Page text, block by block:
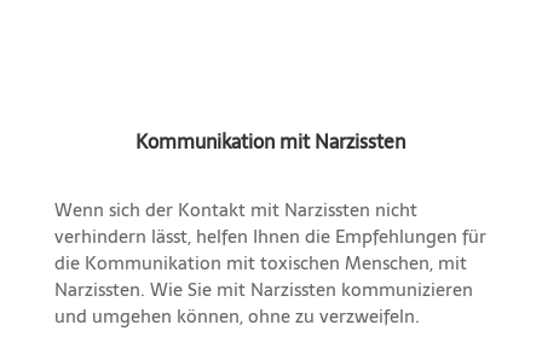
Kommunikation mit Narzissten
Wenn sich der Kontakt mit Narzissten nicht
verhindern lässt, helfen Ihnen die Empfehlungen für
die Kommunikation mit toxischen Menschen, mit
Narzissten. Wie Sie mit Narzissten kommunizieren
und umgehen können, ohne zu verzweifeln.